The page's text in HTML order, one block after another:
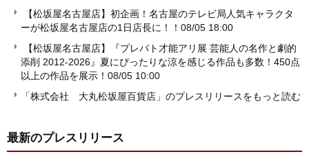
【松坂屋名古屋店】初企画！名古屋のテレビ局人気キャラクタ
ーが松坂屋名古屋店の1日店長に！！ 08/05 18:00
【松坂屋名古屋店】『プレバト才能アリ展 芸能人の名作と劇的
添削 2012-2026』夏にぴったりな涼を感じる作品も多数！450点
以上の作品を展示！ 08/05 10:00
「株式会社 大丸松坂屋百貨店」のプレスリリースをもっと読む
最新のプレスリリース